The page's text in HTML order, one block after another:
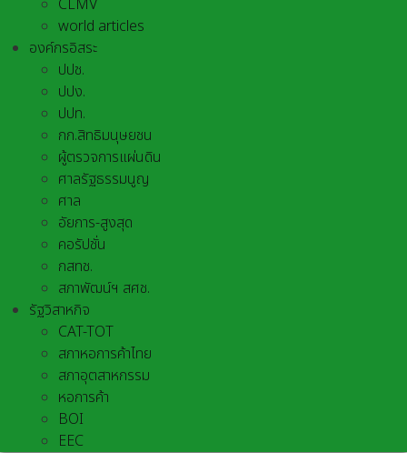
CLMV
world articles
องค์กรอิสระ
ปปช.
ปปง.
ปปท.
กก.สิทธิมนุษยชน
ผู้ตรวจการแผ่นดิน
ศาลรัฐธรรมนูญ
ศาล
อัยการ-สูงสุด
คอรัปชั่น
กสทช.
สภาพัฒน์ฯ สศช.
รัฐวิสาหกิจ
CAT-TOT
สภาหอการค้าไทย
สภาอุตสาหกรรม
หอการค้า
BOI
EEC